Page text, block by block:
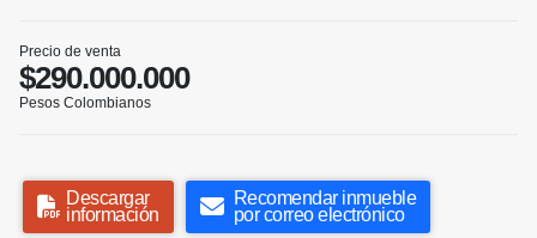
Precio de venta
$290.000.000
Pesos Colombianos
Descargar
información
Recomendar inmueble
por correo electrónico